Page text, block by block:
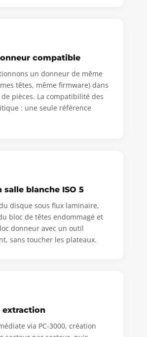
compatible
un donneur de même
têtes, même firmware) dans
pièces. La compatibilité des
: une seule référence
salle blanche ISO 5
disque sous flux laminaire,
bloc de têtes endommagé et
donneur avec un outil
sans toucher les plateaux.
extraction
via PC-3000, création